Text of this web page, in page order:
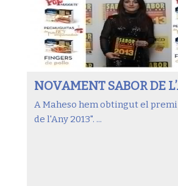
NOVAMENT SABOR DE
A Maheso hem obtingut el
de l'Any 2013". ...